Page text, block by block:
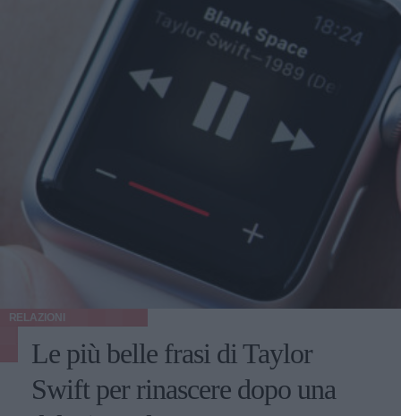
RELAZIONI
Le più belle frasi di Taylor
Swift per rinascere dopo una